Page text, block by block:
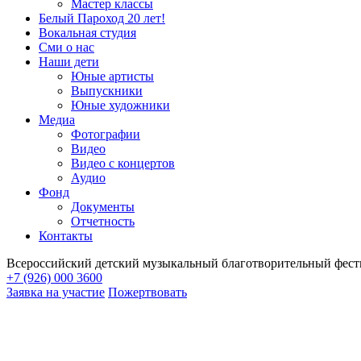
Мастер классы
Белый Пароход 20 лет!
Вокальная студия
Сми о нас
Наши дети
Юные артисты
Выпускники
Юные художники
Медиа
Фотографии
Видео
Видео с концертов
Аудио
Фонд
Документы
Отчетность
Контакты
Всероссийский детский музыкальный благотворительный
+7 (926) 000 3600
Заявка на участие Пожертвовать